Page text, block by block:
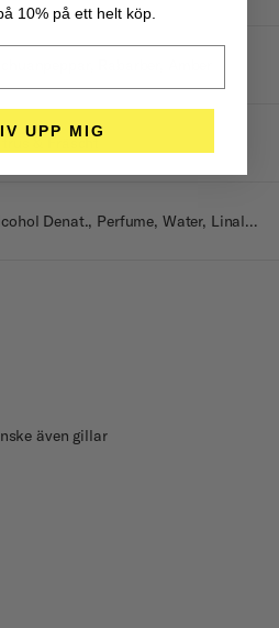
& Fräscht
Alcohol Denat., Perfume, Water, Linalool, Benzyl Salicylate, Limonene, Geraniol, Citral, Benzyl Benzoate, Tocopherol.
även gillar
10% på ett helt köp.
UPP MIG